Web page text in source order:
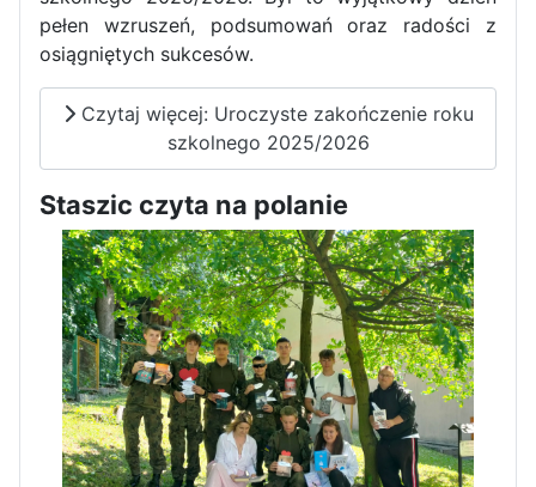
Zakończenie praktyk w
Portugalii
Rozpoczęcie kampanii „Gotowi
na kryzys” w ZSP w Iłży
Pierwszy tydzień praktyk
zawodowych naszych uczniów
w Portugalii za nami!
pełen wzruszeń, podsumowań oraz radości z
osiągniętych sukcesów.
Czytaj więcej: Uroczyste zakończenie roku
szkolnego 2025/2026
Staszic czyta na polanie